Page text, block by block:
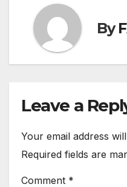
By
Leave a
Your email address
Required fields are
Comment *